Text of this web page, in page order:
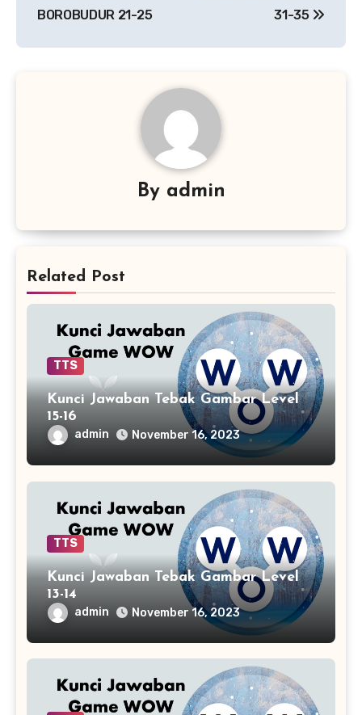
BOROBUDUR 21-25
31-35
By admin
Related Post
TTS
Kunci Jawaban Tebak Gambar Level
15-16
admin November 16, 2023
TTS
Kunci Jawaban Tebak Gambar Level
13-14
admin November 16, 2023